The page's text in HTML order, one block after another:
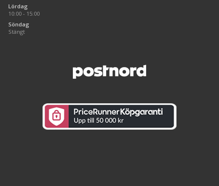
Lördag
10:00 - 15:00
Söndag
Stängt